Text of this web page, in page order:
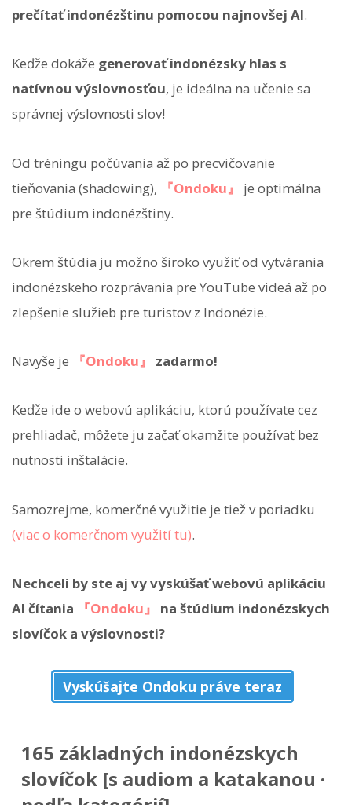
prečítať indonézštinu pomocou najnovšej AI.
Keďže dokáže generovať indonézsky hlas s
natívnou výslovnosťou, je ideálna na učenie sa
správnej výslovnosti slov!
Od tréningu počúvania až po precvičovanie
tieňovania (shadowing),
『Ondoku』
je optimálna
pre štúdium indonézštiny.
Okrem štúdia ju možno široko využiť od vytvárania
indonézskeho rozprávania pre YouTube videá až po
zlepšenie služieb pre turistov z Indonézie.
Navyše je 『Ondoku』 zadarmo!
Keďže ide o webovú aplikáciu, ktorú používate cez
prehliadač, môžete ju začať okamžite používať bez
nutnosti inštalácie.
Samozrejme, komerčné využitie je tiež v poriadku
(viac o komerčnom využití tu).
Nechceli by ste aj vy vyskúšať webovú aplikáciu
AI čítania
『Ondoku』
na štúdium indonézskych
slovíčok a výslovnosti?
Vyskúšajte Ondoku práve teraz
165 základných indonézskych
slovíčok [s audiom a katakanou ·